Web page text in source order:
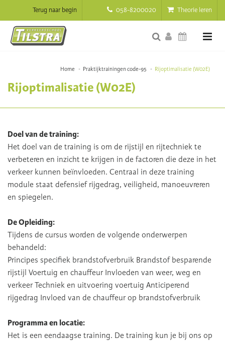
058-8200020 Theorie leren
Terug naar begin
Home Praktijktrainingen code-95 Rijoptimalisatie (W02E)
Rijoptimalisatie (W02E)
Doel van de training:
Het doel van de training is om de rijstijl en rijtechniek te
verbeteren en inzicht te krijgen in de factoren die deze in het
verkeer kunnen beïnvloeden. Centraal in deze training
module staat defensief rijgedrag, veiligheid, manoeuvreren
en spiegelen.
De Opleiding:
Tijdens de cursus worden de volgende onderwerpen
behandeld:
Principes specifiek brandstofverbruik Brandstof besparende
rijstijl Voertuig en chauffeur Invloeden van weer, weg en
verkeer Techniek en uitvoering voertuig Anticiperend
rijgedrag Invloed van de chauffeur op brandstofverbruik
Programma en locatie:
Het is een eendaagse training. De training kun je bij ons op